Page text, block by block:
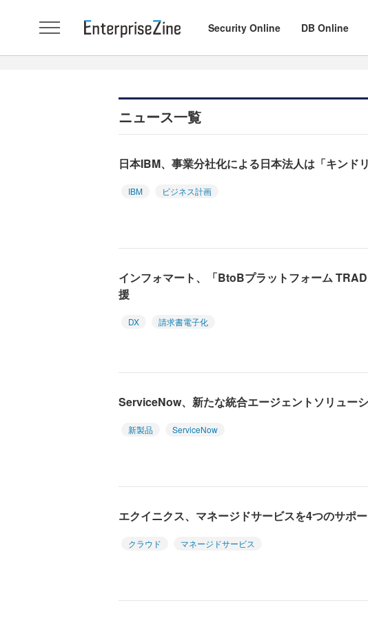
Security Online DB Online
ニュース一覧
日本IBM、事業分社化による日本法人は「キンド
IBM
ビジネス計画
インフォマート、「BtoBプラットフォーム
援
DX
請求書電子化
ServiceNow、新たな統合エージェントソリュー
新製品
ServiceNow
エクイニクス、マネージドサービスを4つのサポ
クラウド
マネージドサービス